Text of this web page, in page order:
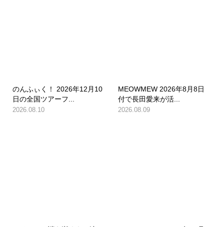
のんふぃく！ 2026年12月10
日の全国ツアーフ...
2026.08.10
MEOWMEW 2026年8月8日
付で長田愛来が活...
2026.08.09